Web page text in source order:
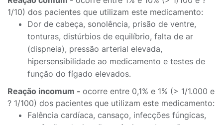
1/10) dos pacientes que utilizam este medicamento:
Dor de cabeça, sonolência, prisão de ventre,
tonturas, distúrbios de equilíbrio, falta de ar
(dispneia), pressão arterial elevada,
hipersensibilidade ao medicamento e testes de
função do fígado elevados.
Reação incomum - ocorre entre 0,1% e 1% (> 1/1.000 e
? 1/100) dos pacientes que utilizam este medicamento:
Falência cardíaca, cansaço, infecções fúngicas,